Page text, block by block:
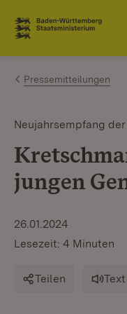
Zum Inhalt
Link zur Startseite
Pressemitteilungen
Neujahrsempfang
jungen
26.01.2024
Lesezeit: 4 Minuten
Teilen